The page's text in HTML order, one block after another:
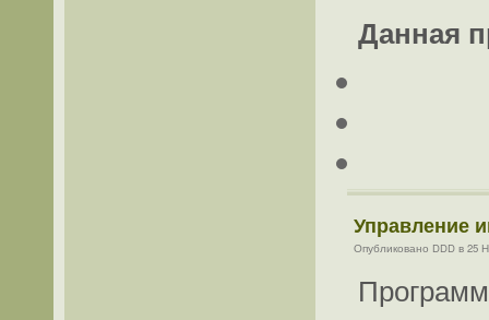
Данная
Управление
Опубликовано DDD в 25